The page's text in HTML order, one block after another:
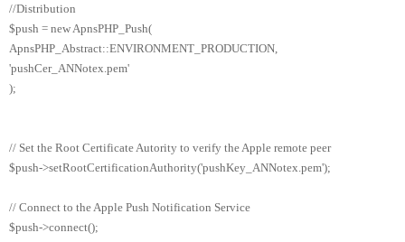
//Distribution
$push = new ApnsPHP_Push(
ApnsPHP_Abstract::ENVIRONMENT_PRODUCTION,
'pushCer_ANNotex.pem'
);
// Set the Root Certificate Autority to verify the Apple remote peer
$push->setRootCertificationAuthority('pushKey_ANNotex.pem');
// Connect to the Apple Push Notification Service
$push->connect();